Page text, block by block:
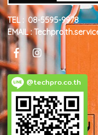
TEL : 08-5595-9978
EMAIL :
@techpro.co.th